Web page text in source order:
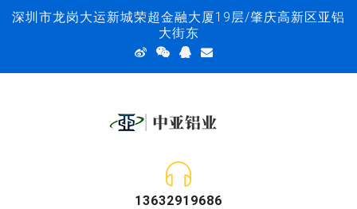
深圳市龙岗大运新城荣超金融大厦19层/肇庆高新区亚铝
大街东
13632919686